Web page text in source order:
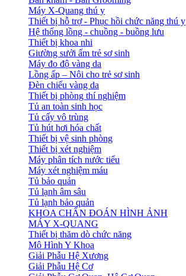
Máy X-Quang thú y
Thiết bị hỗ trợ - Phục hồi chức năng thú y
Hệ thống lồng - chuồng - buồng lưu
Thiết bị khoa nhi
Giường sưởi ấm trẻ sơ sinh
Máy đo độ vàng da
Lồng ấp – Nôi cho trẻ sơ sinh
Đèn chiếu vàng da
Thiết bị phòng thí nghiệm
Tủ an toàn sinh học
Tủ cấy vô trùng
Tủ hút hơi hóa chất
Thiết bị vệ sinh phòng
Thiết bị xét nghiệm
Máy phân tích nước tiểu
Máy xét nghiệm máu
Tủ bảo quản
Tủ lạnh âm sâu
Tủ lạnh bảo quản
KHOA CHẨN ĐOÁN HÌNH ẢNH
MÁY X-QUANG
Thiết bị thăm dò chức năng
Mô Hình Y Khoa
Giải Phẫu Hệ Xương
Giải Phẫu Hệ Cơ